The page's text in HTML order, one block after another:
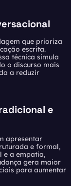
que prioriza
escrita.
técnica simula
o discurso mais
a reduzir
e
apresentar
e formal,
e a empatia,
gera maior
para aumentar